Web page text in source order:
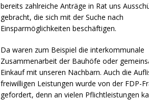
bereits zahlreiche Anträge in Rat uns
gebracht, die sich mit der Suche nach
Einsparmöglichkeiten beschäftigen.
Da waren zum Beispiel die interkommunale
Zusammenarbeit der Bauhöfe oder
Einkauf mit unseren Nachbarn. Auch die
freiwilligen Leistungen wurde von der FDP-
gefordert, denn an vielen Pflichtleistungen